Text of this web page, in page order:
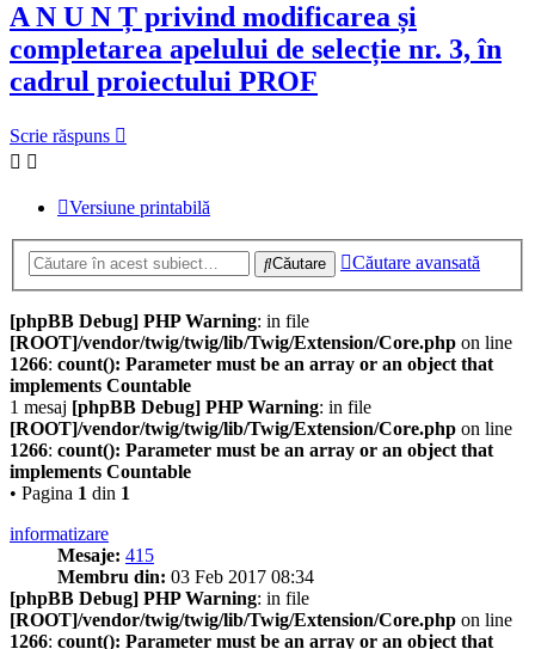
A N U N Ț privind modificarea și
completarea apelului de selecție nr. 3, în
cadrul proiectului PROF
Scrie răspuns
Versiune printabilă
Căutare Căutare avansată
[phpBB Debug] PHP Warning: in file
[ROOT]/vendor/twig/twig/lib/Twig/Extension/Core.php on line
1266: count(): Parameter must be an array or an object that
implements Countable
1 mesaj [phpBB Debug] PHP Warning: in file
[ROOT]/vendor/twig/twig/lib/Twig/Extension/Core.php on line
1266: count(): Parameter must be an array or an object that
implements Countable
• Pagina 1 din 1
informatizare
Mesaje: 415
Membru din: 03 Feb 2017 08:34
[phpBB Debug] PHP Warning: in file
[ROOT]/vendor/twig/twig/lib/Twig/Extension/Core.php on line
1266: count(): Parameter must be an array or an object that